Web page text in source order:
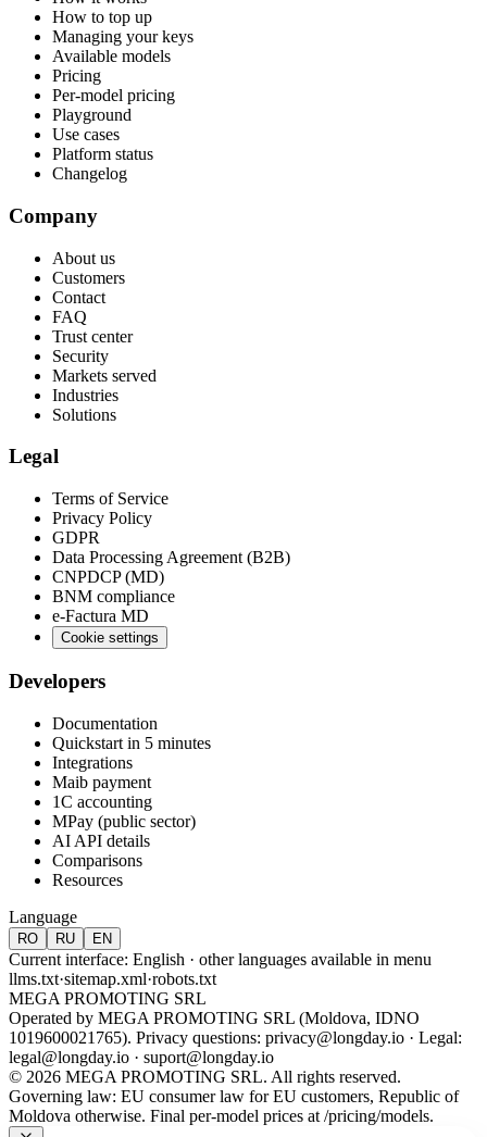
How to top up
Managing your keys
Available models
Pricing
Per-model pricing
Playground
Use cases
Platform status
Changelog
Company
About us
Customers
Contact
FAQ
Trust center
Security
Markets served
Industries
Solutions
Legal
Terms of Service
Privacy Policy
GDPR
Data Processing Agreement (B2B)
CNPDCP (MD)
BNM compliance
e-Factura MD
Cookie settings
Developers
Documentation
Quickstart in 5 minutes
Integrations
Maib payment
1C accounting
MPay (public sector)
AI API details
Comparisons
Resources
Language
RO RU EN
Current interface: English · other languages available in menu
llms.txt·sitemap.xml·robots.txt
MEGA PROMOTING SRL
Operated by MEGA PROMOTING SRL (Moldova, IDNO
1019600021765). Privacy questions: privacy@longday.io · Legal:
legal@longday.io · suport@longday.io
© 2026 MEGA PROMOTING SRL. All rights reserved.
Governing law: EU consumer law for EU customers, Republic of
Moldova otherwise. Final per-model prices at /pricing/models.